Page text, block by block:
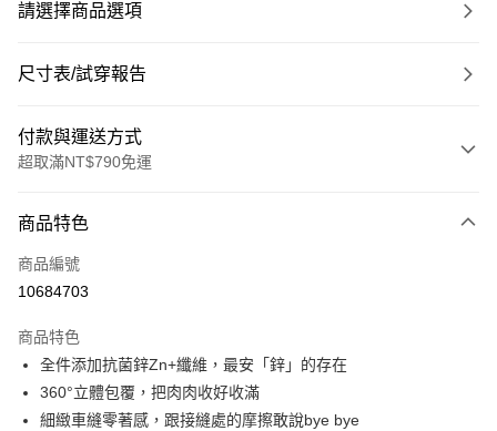
請選擇商品選項
尺寸表/試穿報告
付款與運送方式
超取滿NT$790免運
信用卡一次付款
超商取貨付款
Apple Pay
街口支付
商品特色
商品編號
10684703
商品特色
全件添加抗菌鋅Zn+纖維，最安「鋅」的存在
360°立體包覆，把肉肉收好收滿
細緻車縫零著感，跟接縫處的摩擦敢說bye bye